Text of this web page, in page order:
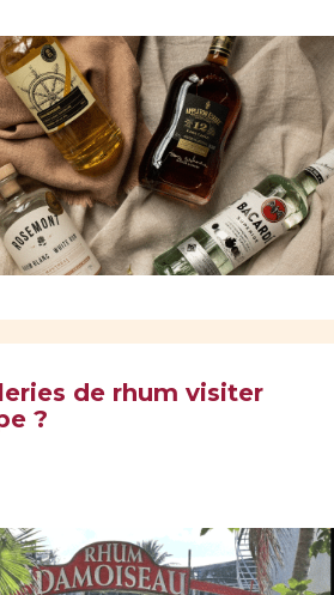
de rhum visiter
?